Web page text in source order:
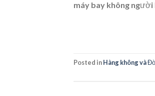
máy bay không người
Posted inHàng không và